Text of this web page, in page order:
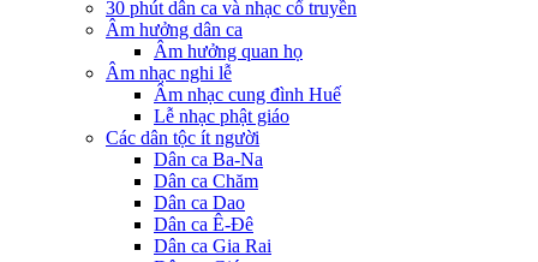
30 phút dân ca và nhạc cổ truyền
Âm hưởng dân ca
Âm hưởng quan họ
Âm nhạc nghi lễ
Âm nhạc cung đình Huế
Lễ nhạc phật giáo
Các dân tộc ít người
Dân ca Ba-Na
Dân ca Chăm
Dân ca Dao
Dân ca Ê-Đê
Dân ca Gia Rai